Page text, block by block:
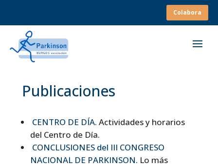
Colabora
Publicaciones
CENTRO DE DÍA. Actividades y horarios
del Centro de Día.
CONCLUSIONES del III CONGRESO
NACIONAL DE PARKINSON. Lo más